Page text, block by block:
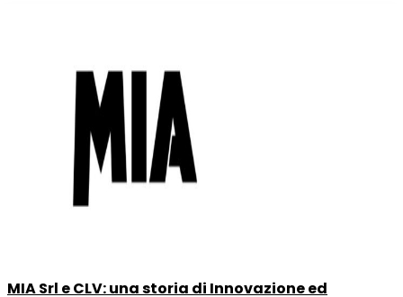
MIA Srl e CLV: una storia di Innovazione ed